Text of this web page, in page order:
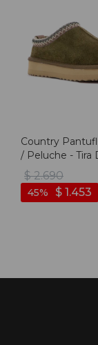
Country
/ Peluche - Tira
Fija - Dama -
Verde
$ 2.690
$ 1.453
45